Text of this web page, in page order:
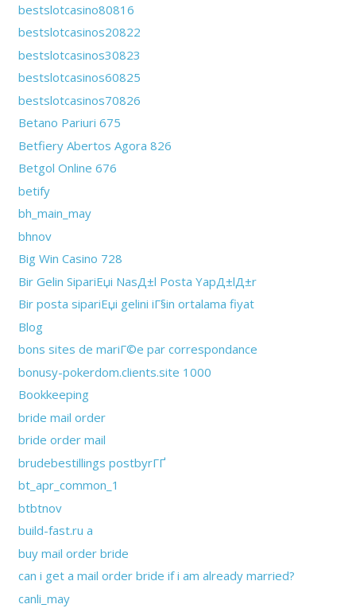
bestslotcasino80816
bestslotcasinos20822
bestslotcasinos30823
bestslotcasinos60825
bestslotcasinos70826
Betano Pariuri 675
Betfiery Abertos Agora 826
Betgol Online 676
betify
bh_main_may
bhnov
Big Win Casino 728
Bir Gelin SipariЕџi NasД±l Posta YapД±lД±r
Bir posta sipariЕџi gelini iГ§in ortalama fiyat
Blog
bons sites de mariГ©e par correspondance
bonusy-pokerdom.clients.site 1000
Bookkeeping
bride mail order
bride order mail
brudebestillings postbyrГҐ
bt_apr_common_1
btbtnov
build-fast.ru a
buy mail order bride
can i get a mail order bride if i am already married?
canli_may